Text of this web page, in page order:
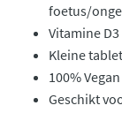
foetus/
Vitamine
Kleine
100% Vegan
Geschikt